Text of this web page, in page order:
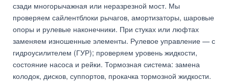
сзади многорычажная или неразрезной мост. Мы
проверяем сайлентблоки рычагов, амортизаторы, шаровые
опоры и рулевые наконечники. При стуках или люфтах
заменяем изношенные элементы. Рулевое управление — с
гидроусилителем (ГУР); проверяем уровень жидкости,
состояние насоса и рейки. Тормозная система: замена
колодок, дисков, суппортов, прокачка тормозной жидкости.